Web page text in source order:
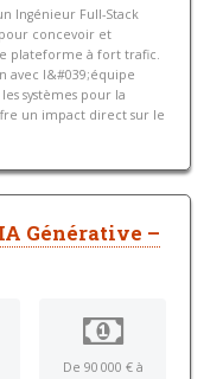
Ingénieur Full-Stack
concevoir et
plateforme à fort trafic.
avec l&#039;équipe
systèmes pour la
un impact direct sur le
Générative –
De 90 000 € à